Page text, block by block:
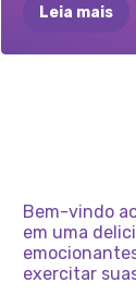
Leia mais
Bem-vindo
em uma
exercitar